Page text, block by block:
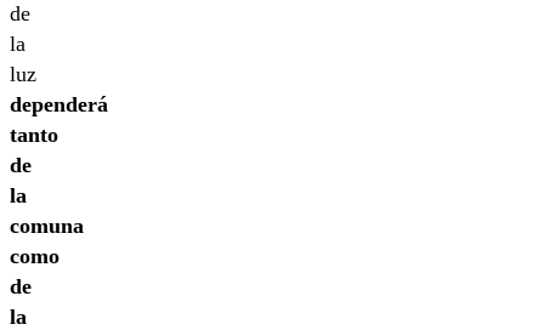
de
la
luz
dependerá
tanto
de
la
comuna
como
de
la